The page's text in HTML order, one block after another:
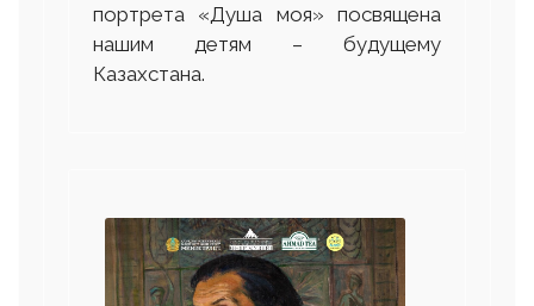
портрета «Душа моя» посвящена
нашим детям – будущему
Казахстана.